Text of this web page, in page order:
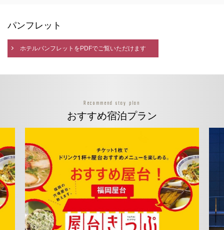
パンフレット
ホテルパンフレットをPDFでご覧いただけます
Recommend stay plan
おすすめ宿泊プラン